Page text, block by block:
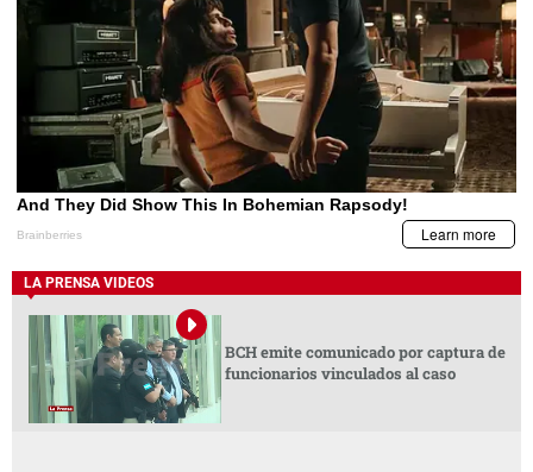
LA PRENSA VIDEOS
BCH emite comunicado por captura de
funcionarios vinculados al caso